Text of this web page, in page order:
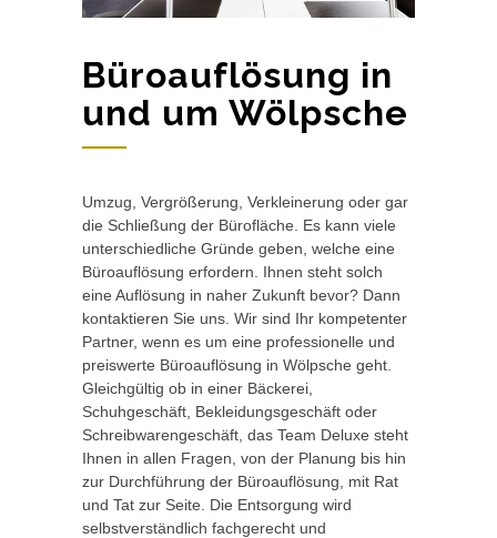
Büroauflösung in
und um Wölpsche
Umzug, Vergrößerung, Verkleinerung oder gar
die Schließung der Bürofläche. Es kann viele
unterschiedliche Gründe geben, welche eine
Büroauflösung erfordern. Ihnen steht solch
eine Auflösung in naher Zukunft bevor? Dann
kontaktieren Sie uns. Wir sind Ihr kompetenter
Partner, wenn es um eine professionelle und
preiswerte Büroauflösung in Wölpsche geht.
Gleichgültig ob in einer Bäckerei,
Schuhgeschäft, Bekleidungsgeschäft oder
Schreibwarengeschäft, das Team Deluxe steht
Ihnen in allen Fragen, von der Planung bis hin
zur Durchführung der Büroauflösung, mit Rat
und Tat zur Seite. Die Entsorgung wird
selbstverständlich fachgerecht und